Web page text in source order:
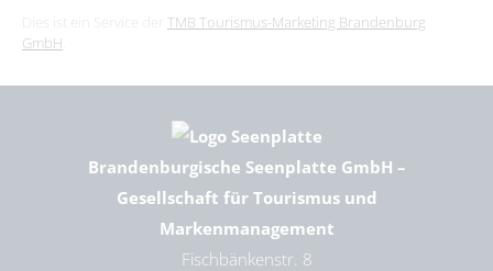
TMB Tourismus-Marketing Brandenburg
GmbH
Brandenburgische Seenplatte GmbH –
Gesellschaft für Tourismus und
Markenmanagement
Fischbänkenstr. 8